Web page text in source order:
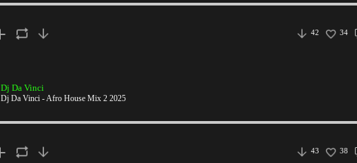
34
42
Dj Da Vinci
Dj Da Vinci - Afro House Mix 2 2025
38
43